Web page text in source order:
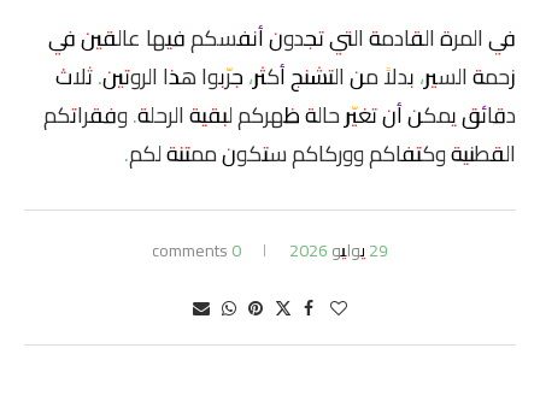
في المرة القادمة التي تجدون أنفسكم فيها عالقين في
زحمة السير، بدلاً من التشنج أكثر، جرّبوا هذا الروتين. ثلاث
دقائق يمكن أن تغيّر حالة ظهركم لبقية الرحلة. وفقراتكم
القطنية وكتفاكم ووركاكم ستكون ممتنة لكم.
29 يوليو 2026 0 comments